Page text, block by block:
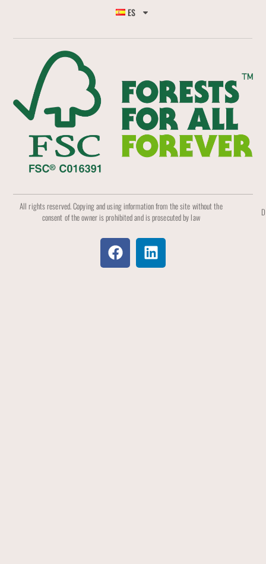
ES
All rights reserved. Copying and using information from the site without the
consent of the owner is prohibited and is prosecuted by law